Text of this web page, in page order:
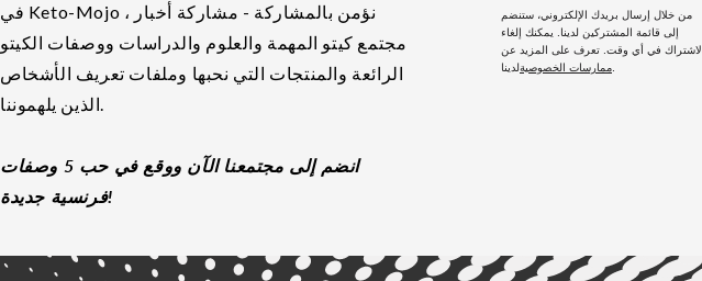
في Keto-Mojo ، نؤمن بالمشاركة - مشاركة أخبار
مجتمع كيتو المهمة والعلوم والدراسات ووصفات الكيتو
الرائعة والمنتجات التي نحبها وملفات تعريف الأشخاص
الذين يلهموننا.
انضم إلى مجتمعنا الآن ووقع في حب 5 وصفات
فرنسية جديدة!
من خلال إرسال بريدك الإلكتروني، ستنضم
إلى قائمة المشتركين لدينا. يمكنك إلغاء
الاشتراك في أي وقت. تعرف على المزيد عن
ممارسات الخصوصيةلدينا.